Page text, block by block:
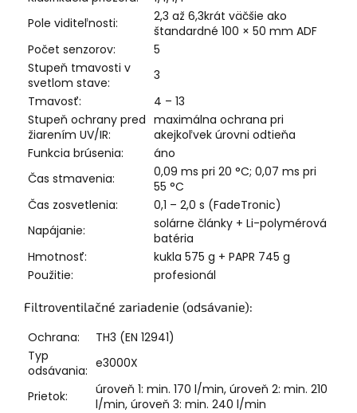
Pole viditeľnosti:
2,3 až 6,3krát väčšie ako
štandardné 100 × 50 mm ADF
Počet senzorov:
5
Stupeň tmavosti v
svetlom stave:
3
Tmavosť:
4 – 13
Stupeň ochrany pred
žiarením UV/IR:
maximálna ochrana pri
akejkoľvek úrovni odtieňa
Funkcia brúsenia:
áno
Čas stmavenia:
0,09 ms pri 20 °C; 0,07 ms pri
55 °C
Čas zosvetlenia:
0,1 – 2,0 s (FadeTronic)
Napájanie:
solárne články + Li-polymérová
batéria
Hmotnosť:
kukla 575 g + PAPR 745 g
Použitie:
profesionál
Filtroventilačné zariadenie (odsávanie):
Ochrana:
TH3 (EN 12941)
Typ
odsávania: e3000X
Prietok:
úroveň 1: min. 170 l/min, úroveň 2: min. 210
l/min, úroveň 3: min. 240 l/min